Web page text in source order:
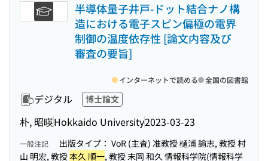
半導体量子井戸-ドット結合ナノ構
造における電子スピン偏極の電界
制御の温度依存性 [論文内容及び
審査の要旨]
デジタル 博士論文
朴, 昭暎Hokkaido University2023-03-23
インターネットで読める 全国の図書館
一般注記
出版タイプ： VoR (主査) 准教授 樋浦 諭志, 教授 村
山 明宏, 教授本久 順一, 教授 末岡 和久 情報科学院(情報科学